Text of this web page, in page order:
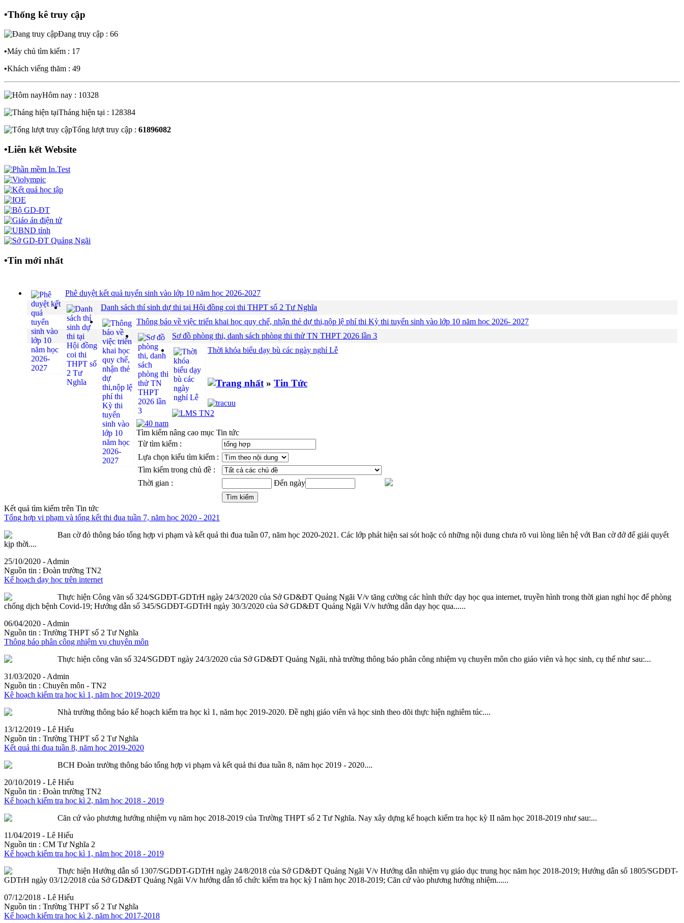
•Thống kê truy cập
Đang truy cập : 66
•Máy chủ tìm kiếm : 17
•Khách viếng thăm : 49
Hôm nay : 10328
Tháng hiện tại : 128384
Tổng lượt truy cập : 61896082
•Liên kết Website
•Tin mới nhất
Phê duyệt kết quả tuyển sinh vào lớp 10 năm học 2026-2027
Danh sách thí sinh dự thi tại Hội đồng coi thi THPT số 2 Tư Nghĩa
Thông báo về việc triển khai học quy chế, nhận thẻ dự thi,nộp lệ phí thi Kỳ thi tuyển sinh vào lớp 10 năm học 2026- 2027
Sơ đồ phòng thi, danh sách phòng thi thử TN THPT 2026 lần 3
Thời khóa biểu dạy bù các ngày nghỉ Lễ
» Tin Tức
Tìm kiếm nâng cao mục Tin tức
Từ tìm kiếm :
Lựa chọn kiểu tìm kiếm :
Tìm kiếm trong chủ đề :
Thời gian :
Đến ngày
Kết quả tìm kiếm trên Tin tức
Tổng hợp vi phạm và tổng kết thi đua tuần 7, năm học 2020 - 2021
Ban cờ đỏ thông báo tổng hợp vi phạm và kết quả thi đua tuần 07, năm học 2020-2021. Các lớp phát hiện sai sót hoặc có những nội dung chưa rõ vui lòng liên hệ với Ban cờ đở để giải quyết
kịp thời....
25/10/2020 - Admin
Nguồn tin : Đoàn trường TN2
Kế hoạch dạy học trên internet
Thực hiện Công văn số 324/SGDĐT-GDTrH ngày 24/3/2020 của Sở GD&ĐT Quảng Ngãi V/v tăng cường các hình thức dạy học qua internet, truyền hình trong thời gian nghỉ học để phòng
chống dịch bệnh Covid-19; Hướng dẫn số 345/SGDĐT-GDTrH ngày 30/3/2020 của Sở GD&ĐT Quảng Ngãi V/v hướng dẫn dạy học qua......
06/04/2020 - Admin
Nguồn tin : Trường THPT số 2 Tư Nghĩa
Thông báo phân công nhiệm vụ chuyên môn
Thực hiện công văn số 324/SGDĐT ngày 24/3/2020 của Sở GD&ĐT Quảng Ngãi, nhà trường thông báo phân công nhiệm vụ chuyên môn cho giáo viên và học sinh, cụ thể như sau:...
31/03/2020 - Admin
Nguồn tin : Chuyên môn - TN2
Kê hoạch kiểm tra học kì 1, năm học 2019-2020
Nhà trường thông báo kế hoạch kiểm tra học kì 1, năm học 2019-2020. Đề nghị giáo viên và học sinh theo dõi thực hiện nghiêm túc....
13/12/2019 - Lê Hiếu
Nguồn tin : Trường THPT số 2 Tư Nghĩa
Kết quả thi đua tuần 8, năm học 2019-2020
BCH Đoàn trường thông báo tổng hợp vi phạm và kết quả thi đua tuần 8, năm học 2019 - 2020....
20/10/2019 - Lê Hiếu
Nguồn tin : Đoàn trường TN2
Kế hoạch kiểm tra học kì 2, năm học 2018 - 2019
Căn cứ vào phương hướng nhiệm vụ năm học 2018-2019 của Trường THPT số 2 Tư Nghĩa. Nay xây dựng kế hoạch kiểm tra học kỳ II năm học 2018-2019 như sau:...
11/04/2019 - Lê Hiếu
Nguồn tin : CM Tư Nghĩa 2
Kế hoạch kiểm tra học kì 1, năm học 2018 - 2019
Thực hiện Hướng dẫn số 1307/SGDĐT-GDTrH ngày 24/8/2018 của Sở GD&ĐT Quảng Ngãi V/v Hướng dẫn nhiệm vụ giáo dục trung học năm học 2018-2019; Hướng dẫn số 1805/SGDĐT-
GDTrH ngày 03/12/2018 của Sở GD&ĐT Quảng Ngãi V/v hướng dẫn tổ chức kiểm tra học kỳ I năm học 2018-2019; Căn cứ vào phương hướng nhiệm......
07/12/2018 - Lê Hiếu
Nguồn tin : Trường THPT số 2 Tư Nghĩa
Kế hoạch kiểm tra học kì 2, năm học 2017-2018